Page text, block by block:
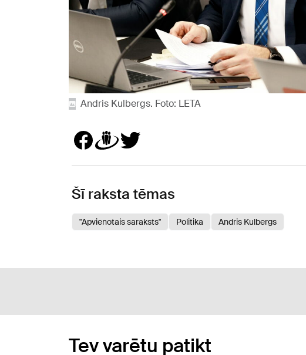
Andris Kulbergs. Foto: LETA
Šī raksta tēmas
"Apvienotais saraksts" Politika Andris Kulbergs
Tev varētu patikt